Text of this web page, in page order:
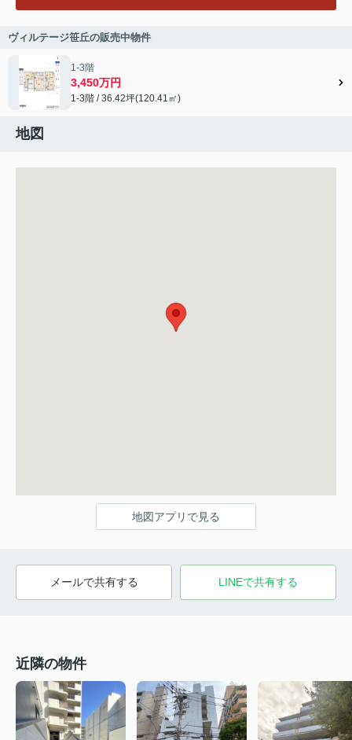
ヴィルテージ笹丘の販売中物件
1-3階
3,450万円
1-3階 / 36.42坪(120.41㎡)
地図
地図アプリで見る
メールで共有する LINEで共有する
近隣の物件